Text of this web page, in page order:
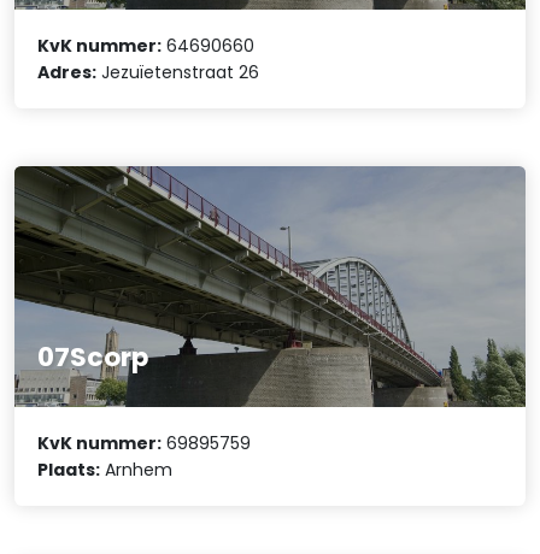
KvK nummer: 64690660
Adres: Jezuïetenstraat 26
07Scorp
KvK nummer: 69895759
Plaats: Arnhem